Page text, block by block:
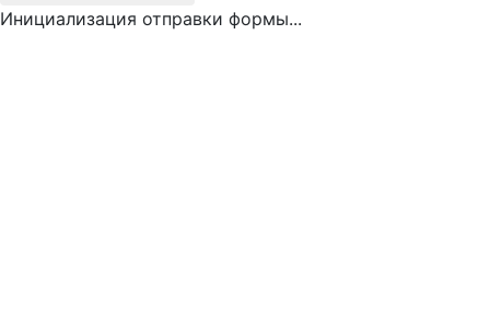
Инициализация отправки формы...